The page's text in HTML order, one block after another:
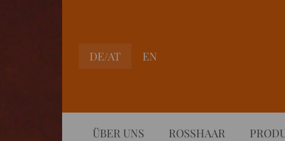
DE/AT EN
ÜBER UNS ROSSHAAR